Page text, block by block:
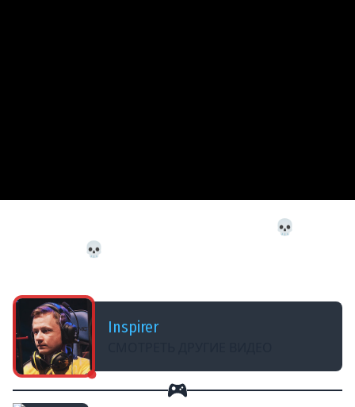
ПОЛНОЕ ПРОХОЖДЕНИЕ WINTERMUTE 💀 The
Long Dark 💀 Эпизод 3 — Элегия Распутья
Inspirer